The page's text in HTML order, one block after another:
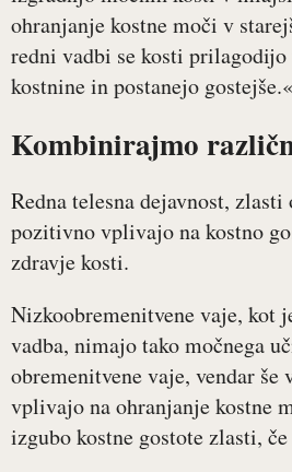
ohranjanje kostne moči v
redni vadbi se kosti
kostnine in postanejo gostejše.«
Kombinirajmo
Redna telesna dejavnost,
pozitivno vplivajo na kostno
zdravje kosti.
Nizkoobremenitvene vaje, kot
vadba, nimajo tako močnega
obremenitvene vaje, vendar še
vplivajo na ohranjanje kostne
izgubo kostne gostote zlasti,